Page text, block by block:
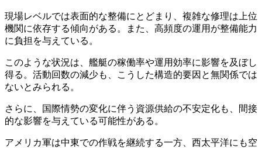
現場レベルでは表面的な整備にとどまり、複雑な修理は上位
機関に依存する傾向がある。また、高頻度の運用が整備能力
に負担を与えている。
このような状況は、艦艇の稼働率や運用効率に影響を及ぼし
得る。活動回数の減少も、こうした構造的要因と無関係では
ないとみられる。
さらに、国際情勢の変化に伴う資源供給の不安定化も、間接
的な影響を与えている可能性がある。
アメリカ軍は中東での作戦を継続する一方、西太平洋にも空